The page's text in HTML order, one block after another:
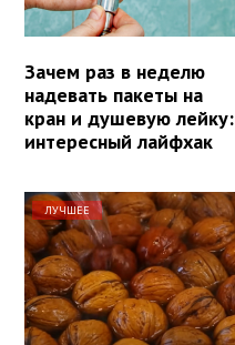
Зачем раз в неделю
надевать пакеты на
кран и душевую лейку:
интересный лайфхак
ЛУЧШЕЕ